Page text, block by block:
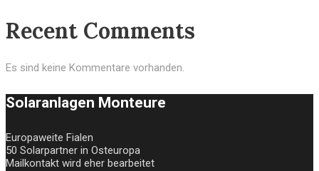
Recent Comments
Es sind keine Kommentare vorhanden.
Solaranlagen Monteure
Europaweite Fialen
50 Solarpartner in Osteuropa
Mailkontakt wird eher bearbeitet